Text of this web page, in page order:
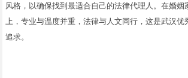
风格，以确保找到最适合自己的法律代理人。在婚姻
上，专业与温度并重，法律与人文同行，这是武汉
追求。